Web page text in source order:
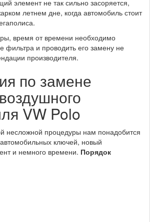
элемент не так сильно засоряется,
летнем дне, когда автомобиль стоит
время от времени необходимо
фильтра и проводить его замену не
производителя.
по замене
VW Polo
несложной процедуры нам понадобится
ключей, новый
и немного времени. Порядок